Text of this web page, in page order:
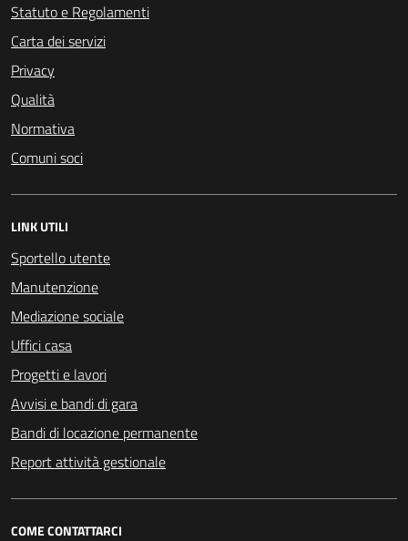
Statuto e Regolamenti
Carta dei servizi
Privacy
Qualità
Normativa
Comuni soci
LINK UTILI
Sportello utente
Manutenzione
Mediazione sociale
Uffici casa
Progetti e lavori
Avvisi e bandi di gara
Bandi di locazione permanente
Report attività gestionale
COME CONTATTARCI